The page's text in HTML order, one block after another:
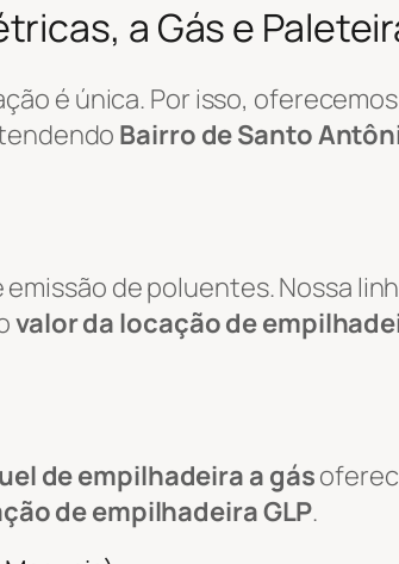
a Gás e
é única. Por isso,
Bairro de Santo
de poluentes. Nossa
valor da locação de
de empilhadeira a gás
de empilhadeira GLP.